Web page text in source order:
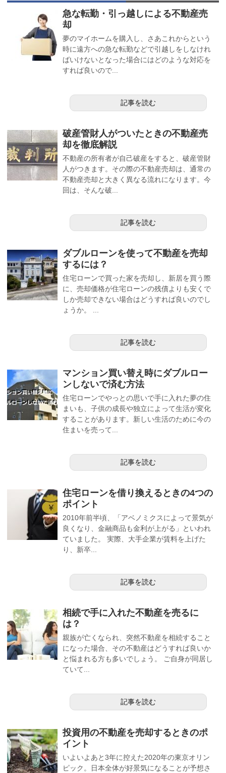
急な転勤・引っ越しによる不動産売
却
夢のマイホームを購入し、さあこれからという
時に遠方への急な転勤などで引越しをしなけれ
ばいけないとなった場合にはどのような対応を
すれば良いので...
記事を読む
破産管財人がついたときの不動産売
却を徹底解説
不動産の所有者が自己破産をすると、破産管財
人がつきます。その際の不動産売却は、通常の
不動産売却と大きく異なる流れになります。今
回は、そんな破...
記事を読む
ダブルローンを使って不動産を売却
するには？
住宅ローンで買った家を売却し、新居を買う際
に、売却価格が住宅ローンの残債よりも安くで
しか売却できない場合はどうすれば良いのでし
ょうか。 ...
記事を読む
マンション買い替え時にダブルロー
ンしないで済む方法
住宅ローンでやっとの思いで手に入れた夢の住
まいも、子供の成長や独立によって生活が変化
することがあります。新しい生活のために今の
住まいを売って...
記事を読む
住宅ローンを借り換えるときの4つの
ポイント
2010年前半頃、「アベノミクスによって景気が
良くなり、金融商品も金利が上がる」といわれ
ていました。 実際、大手企業が賃料を上げた
り、新卒...
記事を読む
相続で手に入れた不動産を売るに
は？
親族が亡くなられ、突然不動産を相続すること
になった場合、その不動産はどうすれば良いか
と悩まれる方も多いでしょう。 ご自身が同居し
ていて...
記事を読む
投資用の不動産を売却するときのポ
イント
いよいよあと3年に控えた2020年の東京オリン
ピック。日本全体が好景気になることが予想さ